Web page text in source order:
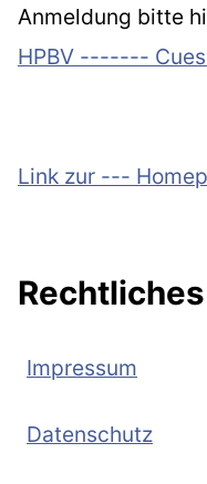
Anmeldung bitte
HPBV -------
Link zur ---
Rechtliches
Impressum
Datenschutz